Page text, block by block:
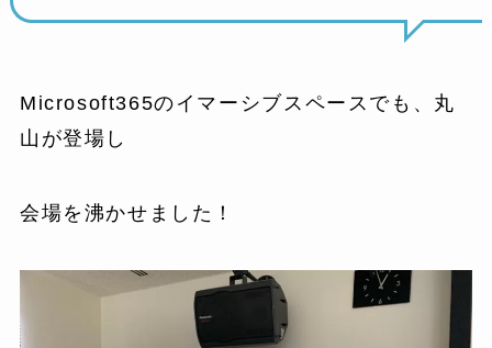
Microsoft365のイマーシブスペースでも、丸
山が登場し
会場を沸かせました！